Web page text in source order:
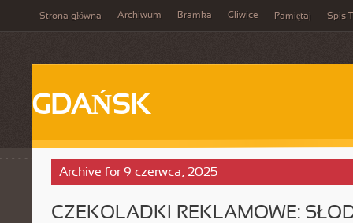
Strona główna Archiwum Bramka Gliwice Pamiętaj Spis
GDAŃSK
Archive for 9 czerwca, 2025
CZEKOLADKI REKLAMOWE: